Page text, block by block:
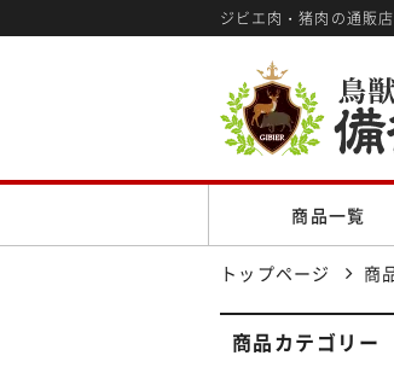
ジビエ肉・猪肉の通販
商品一覧
トップページ 商
商品カテゴリー